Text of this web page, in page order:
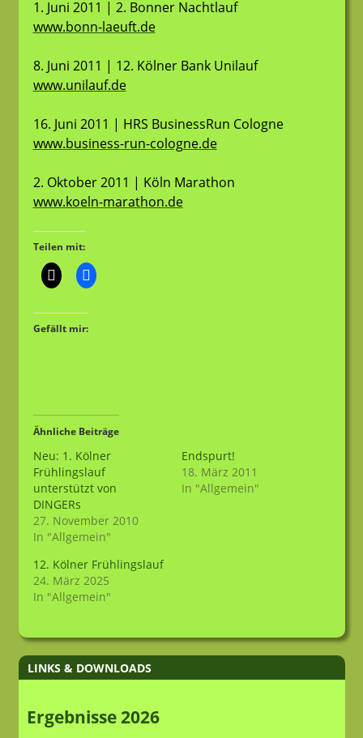
1. Juni 2011 | 2. Bonner Nachtlauf
www.bonn-laeuft.de
8. Juni 2011 | 12. Kölner Bank Unilauf
www.unilauf.de
16. Juni 2011 | HRS BusinessRun Cologne
www.business-run-cologne.de
2. Oktober 2011 | Köln Marathon
www.koeln-marathon.de
Teilen mit:
Gefällt mir:
Ähnliche Beiträge
Neu: 1. Kölner
Frühlingslauf
unterstützt von
DINGERs
27. November 2010
In "Allgemein"
Endspurt!
18. März 2011
In "Allgemein"
12. Kölner Frühlingslauf
24. März 2025
In "Allgemein"
LINKS & DOWNLOADS
Ergebnisse 2026